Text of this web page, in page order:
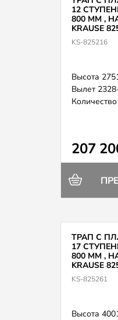
12
800 ММ ,
KRAUSE
KS-825216
Высота
Вылет
207
ТРАП С
17
800 ММ ,
KRAUSE
KS-825261
Высота